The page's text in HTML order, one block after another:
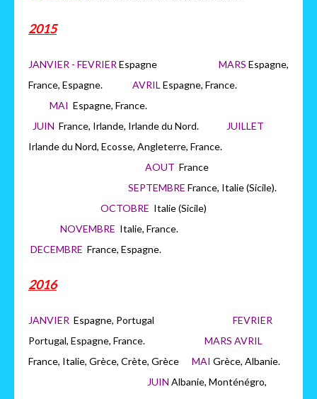
2015
JANVIER - FEVRIER Espagne MARS Espagne,
France, Espagne. AVRIL Espagne, France.
MAI Espagne, France.
JUIN France, Irlande, Irlande du Nord.
JUILLET
Irlande du Nord, Ecosse, Angleterre, France.
AOUT France
SEPTEMBRE France, Italie (Sicile).
OCTOBRE Italie (Sicile)
NOVEMBRE Italie, France.
DECEMBRE France, Espagne.
2016
JANVIER Espagne, Portugal FEVRIER
Portugal, Espagne, France. MARS AVRIL
France, Italie, Grèce, Crète, Grèce MAI Grèce, Albanie.
JUIN Albanie, Monténégro,